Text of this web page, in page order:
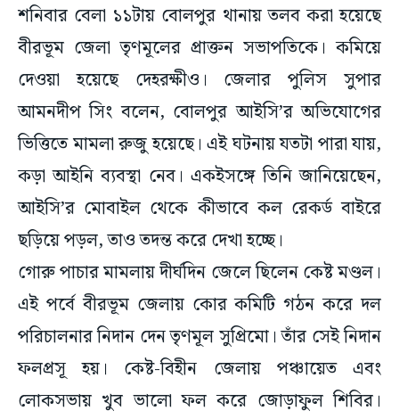
শনিবার বেলা ১১টায় বোলপুর থানায় তলব করা হয়েছে
বীরভূম জেলা তৃণমূলের প্রাক্তন সভাপতিকে। কমিয়ে
দেওয়া হয়েছে দেহরক্ষীও। জেলার পুলিস সুপার
আমনদীপ সিং বলেন, বোলপুর আইসি’র অভিযোগের
ভিত্তিতে মামলা রুজু হয়েছে। এই ঘটনায় যতটা পারা যায়,
কড়া আইনি ব্যবস্থা নেব। একইসঙ্গে তিনি জানিয়েছেন,
আইসি’র মোবাইল থেকে কীভাবে কল রেকর্ড বাইরে
ছড়িয়ে পড়ল, তাও তদন্ত করে দেখা হচ্ছে।
গোরু পাচার মামলায় দীর্ঘদিন জেলে ছিলেন কেষ্ট মণ্ডল।
এই পর্বে বীরভূম জেলায় কোর কমিটি গঠন করে দল
পরিচালনার নিদান দেন তৃণমূল সুপ্রিমো। তাঁর সেই নিদান
ফলপ্রসূ হয়। কেষ্ট-বিহীন জেলায় পঞ্চায়েত এবং
লোকসভায় খুব ভালো ফল করে জোড়াফুল শিবির।